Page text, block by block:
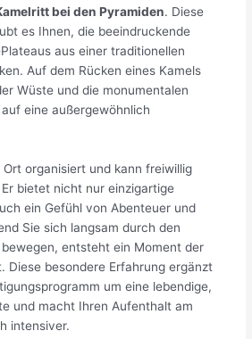
bei den Pyramiden. Diese
es Ihnen, die beeindruckende
aus einer traditionellen
Auf dem Rücken eines Kamels
Wüste und die monumentalen
auf eine außergewöhnlich
organisiert und kann freiwillig
bietet nicht nur einzigartige
ein Gefühl von Abenteuer und
Sie sich langsam durch den
entsteht ein Moment der
Diese besondere Erfahrung ergänzt
um eine lebendige,
und macht Ihren Aufenthalt am
intensiver.